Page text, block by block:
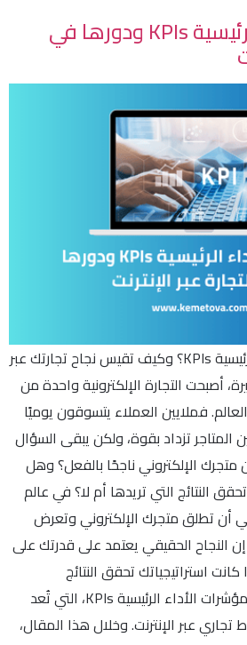
مؤشرات الأداء الرئيسية KPIs ودورها في
ما هي مؤشرات الأداء الرئيسية KPIs؟ وكيف تقيس نجاح تجارتك عبر
أصبحت التجارة الإلكترونية واحدة من
فملايين العملاء يتسوقون يوميًا
المتاجر تزداد بقوة، ولكن يبقى السؤال
الإلكتروني ناجحًا بالفعل؟ وهل
النتائج التي تريدها أم لا؟ في عالم
أن تطلق متجرك الإلكتروني وتعرض
النجاح الحقيقي يعتمد على قدرتك على
استراتيجياتك تحقق النتائج
المطلوبة. وهنا يأتي دور مؤشرات الأداء الرئيسية KPIs، التي تُعد
عبر الإنترنت. وخلال هذا المقال،